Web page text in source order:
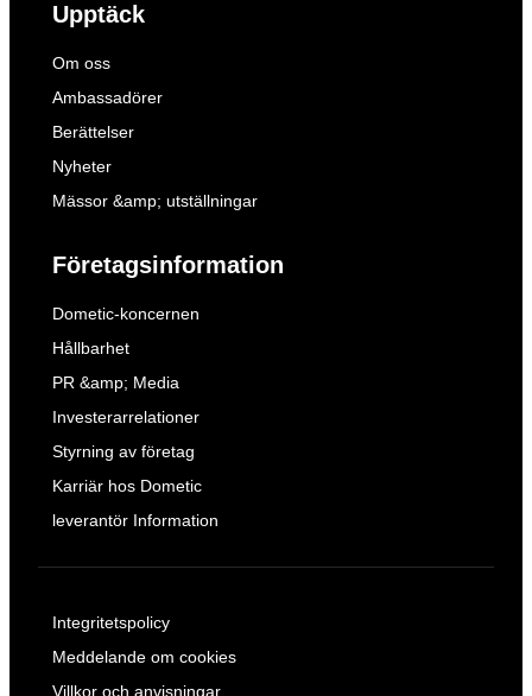
Upptäck
Om oss
Ambassadörer
Berättelser
Nyheter
Mässor &amp; utställningar
Företagsinformation
Dometic-koncernen
Hållbarhet
PR &amp; Media
Investerarrelationer
Styrning av företag
Karriär hos Dometic
leverantör Information
Integritetspolicy
Meddelande om cookies
Villkor och anvisningar